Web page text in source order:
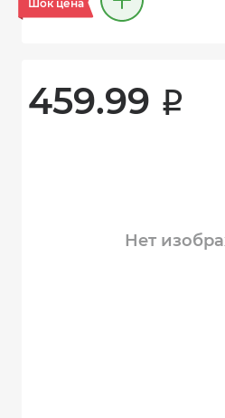
Шок цена
459.99 i
Нет